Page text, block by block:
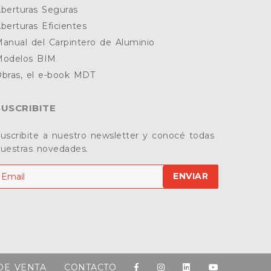
Seguras
Eficientes
del Carpintero de Aluminio
BIM
el e-book MDT
a nuestro newsletter y conocé todas
novedades.
ENVIAR
VENTA CONTACTO FacebookInstagram
LinkedIn